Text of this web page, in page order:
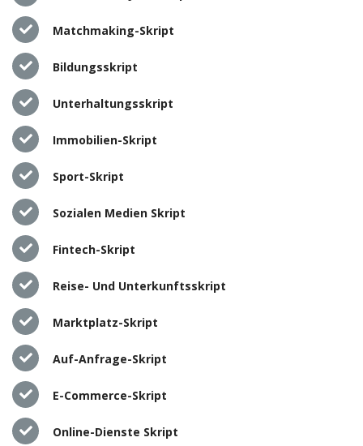
Matchmaking-Skript
Bildungsskript
Unterhaltungsskript
Immobilien-Skript
Sport-Skript
Sozialen Medien Skript
Fintech-Skript
Reise- Und Unterkunftsskript
Marktplatz-Skript
Auf-Anfrage-Skript
E-Commerce-Skript
Online-Dienste Skript